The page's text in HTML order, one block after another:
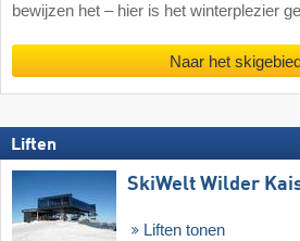
bewijzen het – hier is het winterplezier
Naar het
Liften
SkiWelt Wilder
Liften tonen